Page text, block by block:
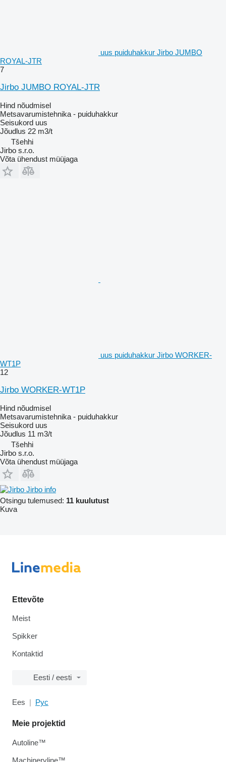
uus puiduhakkur Jirbo JUMBO
ROYAL-JTR
7
Jirbo JUMBO ROYAL-JTR
Hind nõudmisel
Metsavarumistehnika - puiduhakkur
Seisukord uus
Jõudlus 22 m3/t
Tšehhi
Jirbo s.r.o.
Võta ühendust müüjaga
uus puiduhakkur Jirbo WORKER-
WT1P
12
Jirbo WORKER-WT1P
Hind nõudmisel
Metsavarumistehnika - puiduhakkur
Seisukord uus
Jõudlus 11 m3/t
Tšehhi
Jirbo s.r.o.
Võta ühendust müüjaga
Jirbo info
Otsingu tulemused: 11 kuulutust
Kuva
Ettevõte
Meist
Spikker
Kontaktid
Eesti / eesti
Ees Рус
Meie projektid
Autoline™
Machineryline™